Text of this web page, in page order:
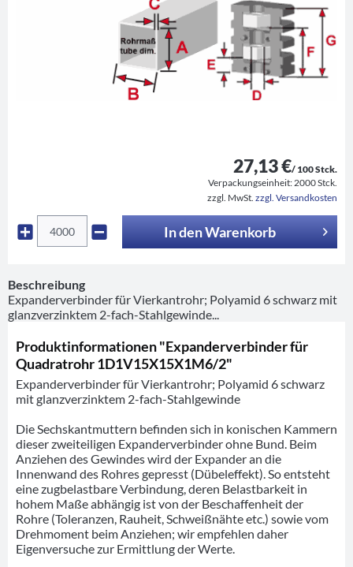
27,13 €/ 100 Stck.
Verpackungseinheit: 2000 Stck.
zzgl. MwSt. zzgl. Versandkosten
In denWarenkorb
Beschreibung
Expanderverbinder für Vierkantrohr; Polyamid 6 schwarz mit
glanzverzinktem 2-fach-Stahlgewinde...
Produktinformationen "Expanderverbinder für
Quadratrohr 1D1V15X15X1M6/2"
Expanderverbinder für Vierkantrohr; Polyamid 6 schwarz
mit glanzverzinktem 2-fach-Stahlgewinde
Die Sechskantmuttern befinden sich in konischen Kammern
dieser zweiteiligen Expanderverbinder ohne Bund. Beim
Anziehen des Gewindes wird der Expander an die
Innenwand des Rohres gepresst (Dübeleffekt). So entsteht
eine zugbelastbare Verbindung, deren Belastbarkeit in
hohem Maße abhängig ist von der Beschaffenheit der
Rohre (Toleranzen, Rauheit, Schweißnähte etc.) sowie vom
Drehmoment beim Anziehen; wir empfehlen daher
Eigenversuche zur Ermittlung der Werte.